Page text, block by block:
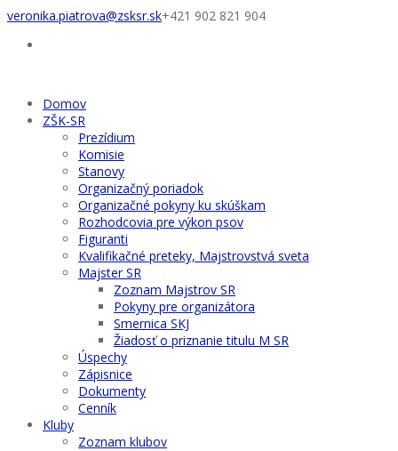
veronika.piatrova@zsksr.sk+421 902 821 904
Domov
ZŠK-SR
Prezídium
Komisie
Stanovy
Organizačný poriadok
Organizačné pokyny ku skúškam
Rozhodcovia pre výkon psov
Figuranti
Kvalifikačné preteky, Majstrovstvá sveta
Majster SR
Zoznam Majstrov SR
Pokyny pre organizátora
Smernica SKJ
Žiadosť o priznanie titulu M SR
Úspechy
Zápisnice
Dokumenty
Cenník
Kluby
Zoznam klubov